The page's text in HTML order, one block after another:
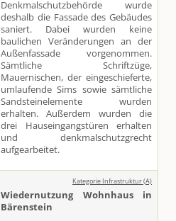
Denkmalschutzbehörde wurde
deshalb die Fassade des Gebäudes
saniert. Dabei wurden keine
baulichen Veränderungen an der
Außenfassade vorgenommen.
Sämtliche Schriftzüge,
Mauernischen, der eingeschieferte,
umlaufende Sims sowie sämtliche
Sandsteinelemente wurden
erhalten. Außerdem wurden die
drei Hauseingangstüren erhalten
und denkmalschutzgrecht
aufgearbeitet.
Kategorie Infrastruktur (A)
Wiedernutzung Wohnhaus in
Bärenstein